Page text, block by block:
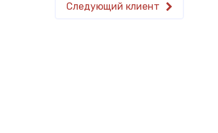
Следующий клиент